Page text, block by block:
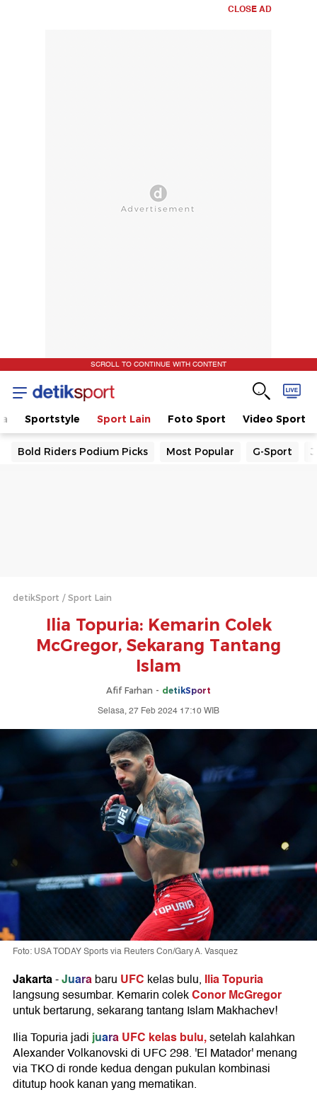
CLOSE AD
SCROLL TO CONTINUE WITH CONTENT
Sportstyle Sport Lain Foto Sport Video Sport
Bold Riders Podium Picks Most Popular G-Sport
detikSport Sport Lain
Ilia Topuria: Kemarin Colek
McGregor, Sekarang Tantang
Islam
Afif Farhan - detikSport
Selasa, 27 Feb 2024 17:10 WIB
Foto: USA TODAY Sports via Reuters Con/Gary A. Vasquez
Jakarta-Juarabaru UFC kelas bulu, Ilia Topuria
langsung sesumbar. Kemarin colekConor McGregor
untuk bertarung, sekarang tantang Islam Makhachev!
Ilia Topuria jadijuaraUFC kelas bulu,setelah kalahkan
Alexander Volkanovski di UFC 298. 'El Matador' menang
via TKO di ronde kedua dengan pukulan kombinasi
ditutup hook kanan yang mematikan.